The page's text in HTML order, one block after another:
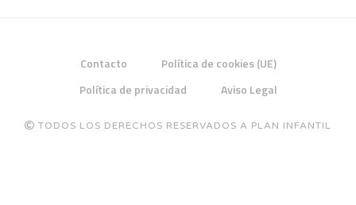
Contacto
Política de cookies (UE)
Política de privacidad
Aviso Legal
TODOS LOS DERECHOS RESERVADOS A PLAN INFANTIL